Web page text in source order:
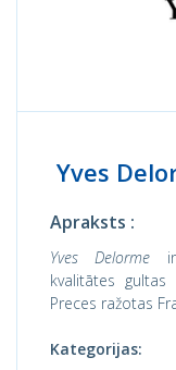
Yves
Apraksts :
Yves Delorme
kvalitātes
Preces ražotas
Kategorijas: